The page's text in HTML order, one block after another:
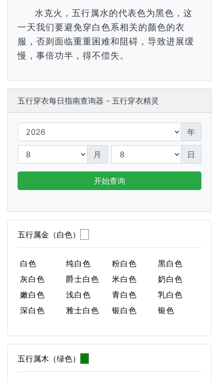
水克火，五行属水的代表色为黑色，这
一天我们要避免穿白色系相关的颜色的衣
服，否则面临重重困难和阻碍，导致进展缓
慢，事倍功半，得不偿失。
五行穿衣每日指南查询器 - 五行穿衣精灵
年
月 日
开始查询
五行属金（白色）
白色 纯白色 粉白色
黑白色
灰白色
爵士白色 米白色
奶白色
嫩白色
浅白色 青白色
乳白色
深白色
雅士白色 银白色 银色
五行属木（绿色）